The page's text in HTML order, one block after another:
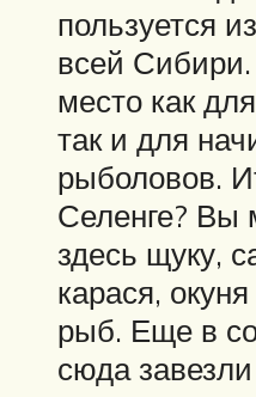
пользуется
всей
место как
так и для
рыболовов.
Селенге? Вы
здесь щуку,
карася,
рыб. Еще в
сюда